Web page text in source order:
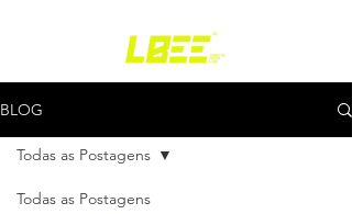
BLOG
Todas as Postagens
Todas as Postagens